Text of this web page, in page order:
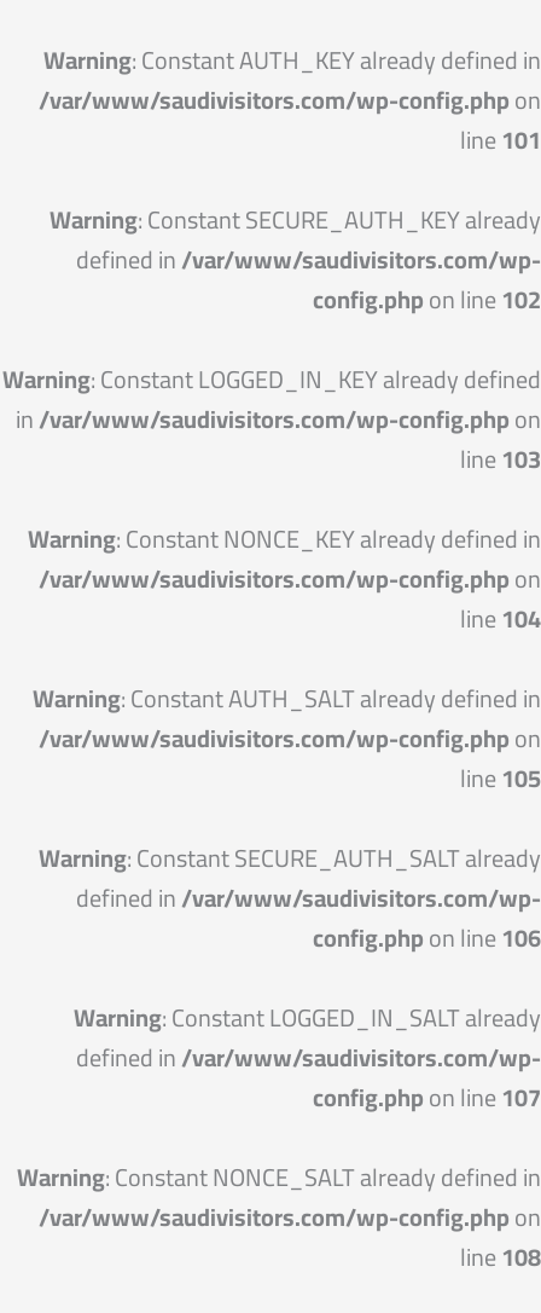
Warning: Constant AUTH_KEY already defined in
/var/www/saudivisitors.com/wp-config.phpon
line101
Warning: Constant SECURE_AUTH_KEY already
defined in/var/www/saudivisitors.com/wp-
config.phpon line102
Warning: Constant LOGGED_IN_KEY already defined
in/var/www/saudivisitors.com/wp-config.phpon
line103
Warning: Constant NONCE_KEY already defined in
/var/www/saudivisitors.com/wp-config.phpon
line104
Warning: Constant AUTH_SALT already defined in
/var/www/saudivisitors.com/wp-config.phpon
line105
Warning: Constant SECURE_AUTH_SALT already
defined in/var/www/saudivisitors.com/wp-
config.phpon line106
Warning: Constant LOGGED_IN_SALT already
defined in/var/www/saudivisitors.com/wp-
config.phpon line107
Warning: Constant NONCE_SALT already defined in
/var/www/saudivisitors.com/wp-config.phpon
line108
إلى
المحتوى